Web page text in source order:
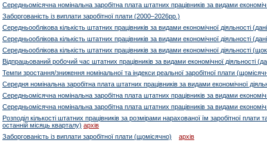
Середньомісячна номінальна заробітна плата штатних працівників за видами
Заборгованість із виплати заробітної плати (2000–2026рр.)
Середньооблікова кількість штатних працівників за видами економічної діяльності
Середньооблікова кількість штатних працівників за видами економічної діяльності
Середньооблікова кількість штатних працівників за видами економічної діяльності
Відпрацьований робочий час штатних працівників за видами економічної діяльності
Темпи зростання/зниження номінальної та індекси реальної заробітної плати
Середня номінальна заробітна плата штатних працівників за видами економічної
Середньомісячна номінальна заробітна плата штатних працівників за видами
Середньомісячна номінальна заробітна плата штатних працівників за видами
Розподіл кількості штатних працівників за розмірами нарахованої їм заробітної плати
останній місяць кварталу) архів
Заборгованість із виплати заробітної плати (щомісячно)
архів